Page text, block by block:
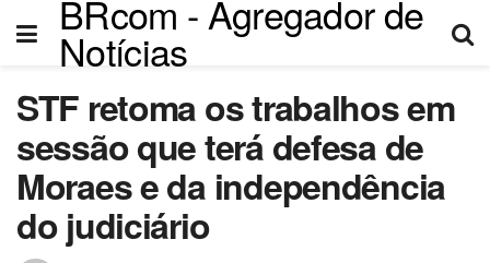
BRcom - Agregador de
Notícias
STF retoma os trabalhos em
sessão que terá defesa de
Moraes e da independência
do judiciário